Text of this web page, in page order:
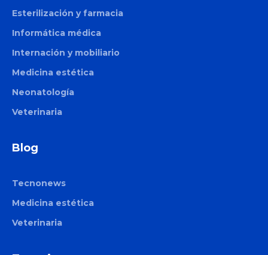
Esterilización y farmacia
Informática médica
Internación y mobiliario
Medicina estética
Neonatología
Veterinaria
Blog
Tecnonews
Medicina estética
Veterinaria